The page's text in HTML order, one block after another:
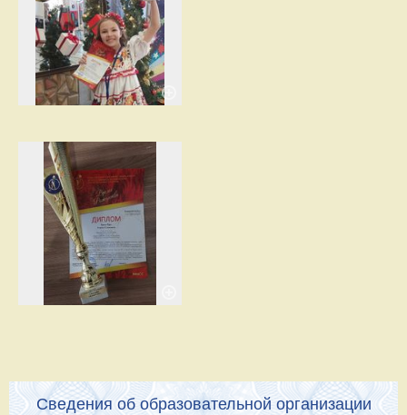
Сведения об образовательной организации